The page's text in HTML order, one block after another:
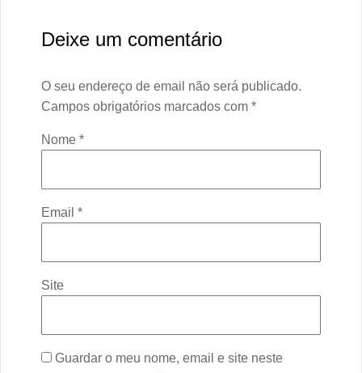
Deixe um comentário
O seu endereço de email não será publicado.
Campos obrigatórios marcados com *
Nome *
Email *
Site
Guardar o meu nome, email e site neste